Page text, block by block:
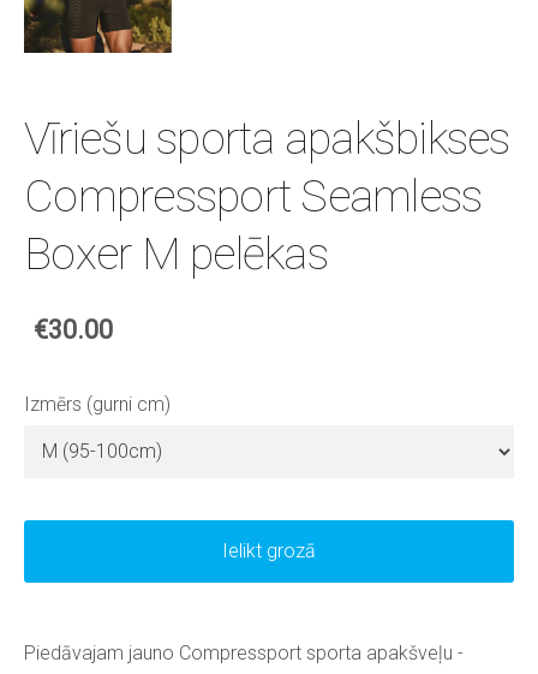
Vīriešu sporta apakšbikses
Compressport Seamless
Boxer M pelēkas
€30.00
Izmērs (gurni cm)
Ielikt grozā
Piedāvajam jauno Compressport sporta apakšveļu -